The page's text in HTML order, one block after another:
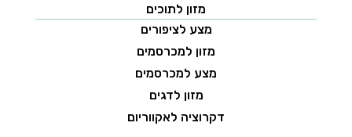
מזון לתוכים
מצע לציפורים
מזון למכרסמים
מצע למכרסמים
מזון לדגים
דקרוציה לאקווריום